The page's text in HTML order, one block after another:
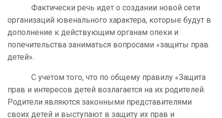
Фактически речь идет о создании новой сети
организаций ювенального характера, которые будут в
дополнение к действующим органам опеки и
попечительства заниматься вопросами «защиты прав
детей».
С учетом того, что по общему правилу «Защита
прав и интересов детей возлагается на их родителей.
Родители являются законными представителями
своих детей и выступают в защиту их прав и